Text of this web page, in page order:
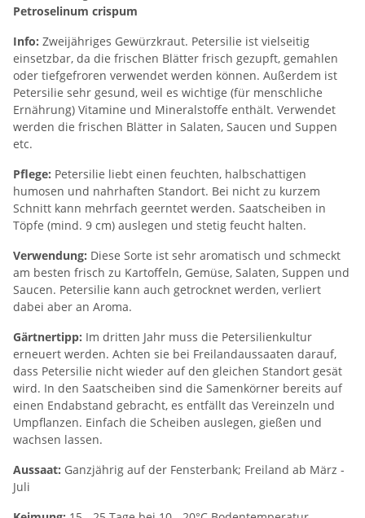
Petroselinum crispum
Info: Zweijähriges Gewürzkraut. Petersilie ist vielseitig
einsetzbar, da die frischen Blätter frisch gezupft, gemahlen
oder tiefgefroren verwendet werden können. Außerdem ist
Petersilie sehr gesund, weil es wichtige (für menschliche
Ernährung) Vitamine und Mineralstoffe enthält. Verwendet
werden die frischen Blätter in Salaten, Saucen und Suppen
etc.
Pflege: Petersilie liebt einen feuchten, halbschattigen
humosen und nahrhaften Standort. Bei nicht zu kurzem
Schnitt kann mehrfach geerntet werden. Saatscheiben in
Töpfe (mind. 9 cm) auslegen und stetig feucht halten.
Verwendung: Diese Sorte ist sehr aromatisch und schmeckt
am besten frisch zu Kartoffeln, Gemüse, Salaten, Suppen und
Saucen. Petersilie kann auch getrocknet werden, verliert
dabei aber an Aroma.
Gärtnertipp: Im dritten Jahr muss die Petersilienkultur
erneuert werden. Achten sie bei Freilandaussaaten darauf,
dass Petersilie nicht wieder auf den gleichen Standort gesät
wird. In den Saatscheiben sind die Samenkörner bereits auf
einen Endabstand gebracht, es entfällt das Vereinzeln und
Umpflanzen. Einfach die Scheiben auslegen, gießen und
wachsen lassen.
Aussaat: Ganzjährig auf der Fensterbank; Freiland ab März -
Juli